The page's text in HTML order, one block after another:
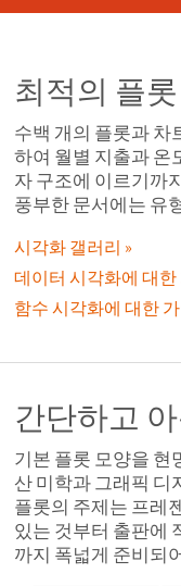
최적의 플
수백 개의 플롯과 차
하여 월별 지출과 온
자 구조에 이르기까
풍부한 문서에는 유
시각화 갤러리
데이터 시각화에 대한
함수 시각화에 대한
간단하고
기본 플롯 모양을 현
산 미학과 그래픽 디
플롯의 주제는 프레
있는 것부터 출판에
까지 폭넓게 준비되